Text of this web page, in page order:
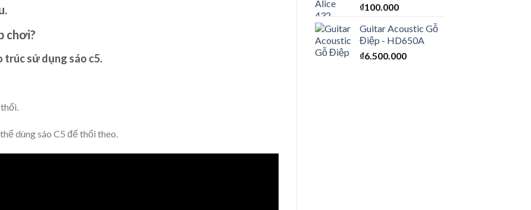
chơi?
trúc sử dụng sáo c5.
dùng sáo C5 để thổi theo.
₫100.000
Guitar Acoustic Gỗ
Điệp - HD650A
₫6.500.000